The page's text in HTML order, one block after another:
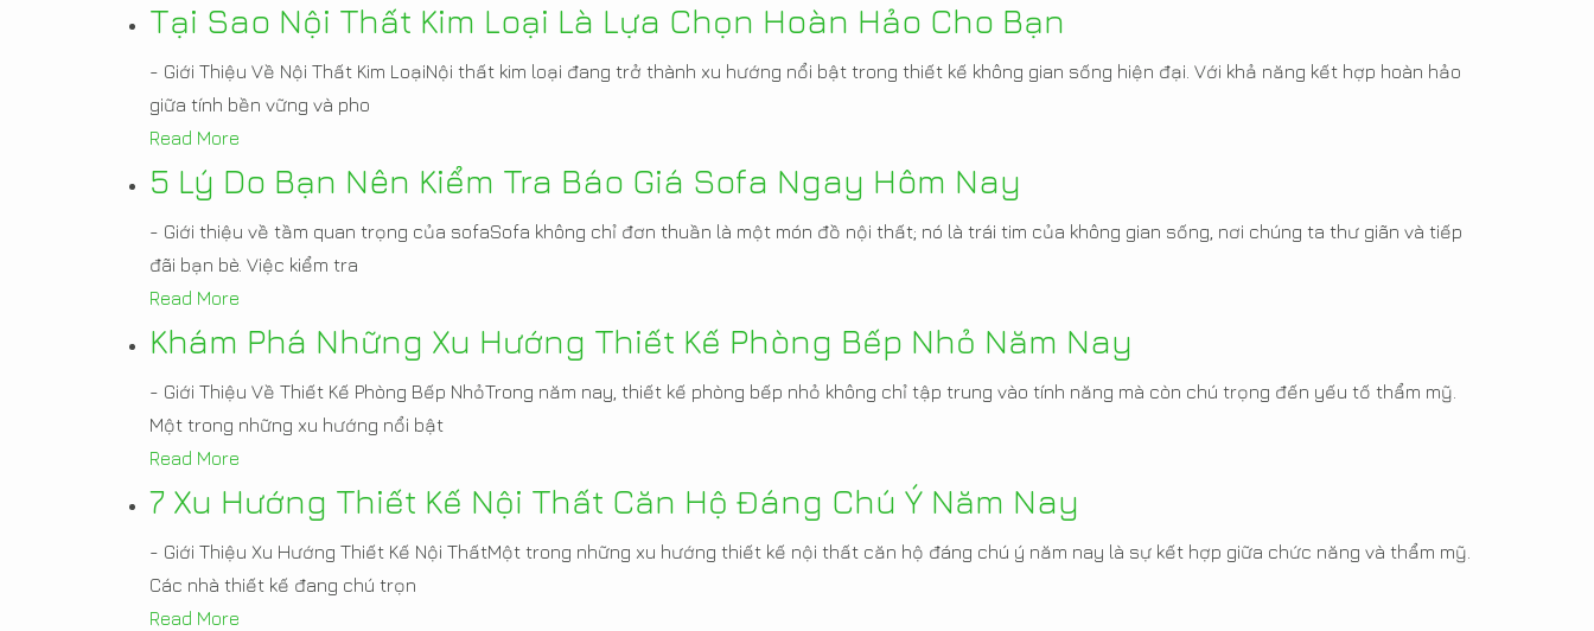
Tại Sao Nội Thất Kim Loại Là Lựa Chọn Hoàn Hảo Cho Bạn
- Giới Thiệu Về Nội Thất Kim LoạiNội thất kim loại đang trở thành xu hướng nổi bật trong thiết kế không gian sống hiện đại. Với khả năng kết hợp hoàn hảo
giữa tính bền vững và pho
Read More
5 Lý Do Bạn Nên Kiểm Tra Báo Giá Sofa Ngay Hôm Nay
- Giới thiệu về tầm quan trọng của sofaSofa không chỉ đơn thuần là một món đồ nội thất; nó là trái tim của không gian sống, nơi chúng ta thư giãn và tiếp
đãi bạn bè. Việc kiểm tra
Read More
Khám Phá Những Xu Hướng Thiết Kế Phòng Bếp Nhỏ Năm Nay
- Giới Thiệu Về Thiết Kế Phòng Bếp NhỏTrong năm nay, thiết kế phòng bếp nhỏ không chỉ tập trung vào tính năng mà còn chú trọng đến yếu tố thẩm mỹ.
Một trong những xu hướng nổi bật
Read More
7 Xu Hướng Thiết Kế Nội Thất Căn Hộ Đáng Chú Ý Năm Nay
- Giới Thiệu Xu Hướng Thiết Kế Nội ThấtMột trong những xu hướng thiết kế nội thất căn hộ đáng chú ý năm nay là sự kết hợp giữa chức năng và thẩm mỹ.
Các nhà thiết kế đang chú trọn
Read More